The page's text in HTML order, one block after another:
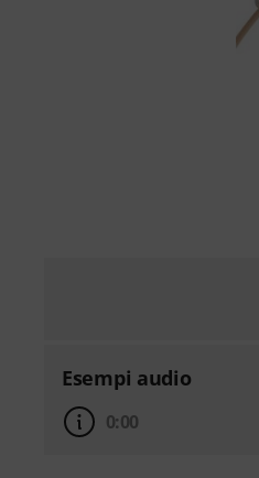
Esempi audio
0:00